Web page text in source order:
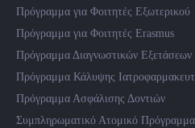
Πρόγραμμα για Φοιτητές Εξωτερικού
Πρόγραμμα για Φοιτητές Erasmus
Πρόγραμμα Διαγνωστικών Εξετάσεων
Πρόγραμμα Κάλυψης
Πρόγραμμα Ασφάλισης Δοντιών
Συμπληρωματικό Ατομικό